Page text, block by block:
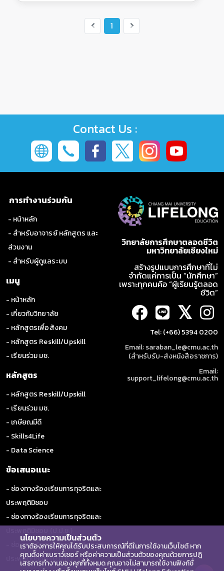
1
Contact Us :
การทำงานร่วมกัน
- หน้าหลัก
- สำหรับอาจารย์ หลักสูตร และ
ส่วนงาน
- สำหรับผู้ดูแลระบบ
เมนู
- หน้าหลัก
- เกี่ยวกับวิทยาลัย
- หลักสูตรเพื่อสังคม
- หลักสูตร Reskill/Upskill
- เรียนร่วม มช.
หลักสูตร
- หลักสูตร Reskill/Upskill
- เรียนร่วม มช.
- เกษียณมีดี
- Skills4Life
- Data Science
ข้อเสนอแนะ
- ช่องทางร้องเรียนการทุจริตและ
ประพฤติมิชอบ
- ช่องทางร้องเรียนการทุจริตและ
- ช่องทางร้องเรียนการทุจริตและ
ประพฤติมิชอบ (ป.ป.ท.)
วิทยาลัยการศึกษาตลอดชีวิต
มหาวิทยาลัยเชียงใหม่
สร้างรูปแบบการศึกษาที่ไม่
จำกัดแค่การเป็น “นักศึกษา”
เพราะทุกคนคือ “ผู้เรียนรู้ตลอด
ชีวิต”
𝕏
Tel: (+66) 5394 0200
Email: saraban_le@cmu.ac.th
(สำหรับรับ-ส่งหนังสือราชการ)
Email:
support_lifelong@cmu.ac.th
นโยบายความเป็นส่วนตัว
เราต้องการให้คุณได้รับประสบการณ์ที่ดีในการใช้งานเว็บไซต์ หาก
คุณตั้งค่าเบราว์เซอร์ หรือค่าความเป็นส่วนตัวของคุณด้วยการปฎิ
เสธการทำงานของคุกกี้ทั้งหมด คุณอาจไม่สามารถใช้งานฟังก์ชั่